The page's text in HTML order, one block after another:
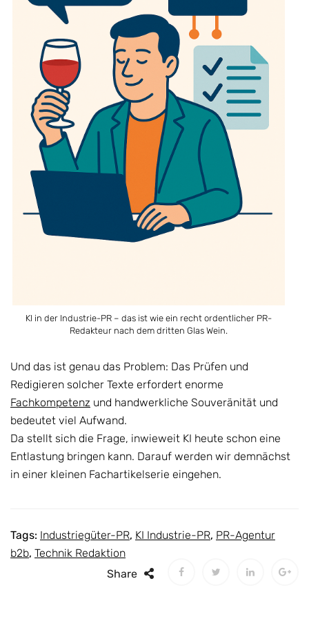
KI in der Industrie-PR – das ist wie ein recht ordentlicher PR-
Redakteur nach dem dritten Glas Wein.
Und das ist genau das Problem: Das Prüfen und
Redigieren solcher Texte erfordert enorme
Fachkompetenz und handwerkliche Souveränität und
bedeutet viel Aufwand.
Da stellt sich die Frage, inwieweit KI heute schon eine
Entlastung bringen kann. Darauf werden wir demnächst
in einer kleinen Fachartikelserie eingehen.
Tags: Industriegüter-PR, KI Industrie-PR, PR-Agentur
b2b, Technik Redaktion
Share